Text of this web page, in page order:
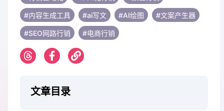
#内容生成工具 #ai写文 #AI绘图 #文案产生器
#SEO网路行销 #电商行销
文章目录